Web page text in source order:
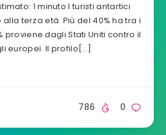
1 minuto I turisti antartici
terza età. Più del 40% ha tra i
proviene dagli Stati Uniti contro il
europei. Il profilo[…]
0
786